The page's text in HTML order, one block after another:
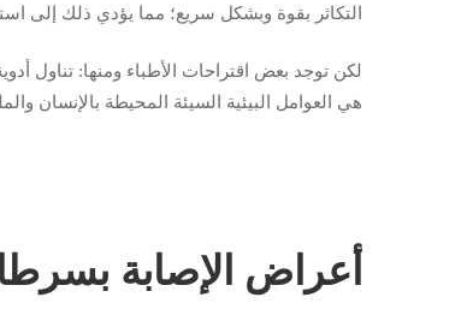
التكاثر بقوة وبشكل سريع؛ مما يؤدي ذلك إلى
لكن توجد بعض اقتراحات الأطباء ومنها: تناول
هي العوامل البيئية السيئة المحيطة بالإنسان
أعراض الإصابة